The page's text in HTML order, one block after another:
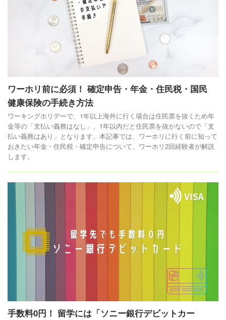
ワーホリ前に必須！ 確定申告・年金・住民税・国民
健康保険の手続き方法
ワーキングホリデーで、1年以上海外に行く場合は住民票を抜くため年
金等の「支払い義務はなし」、1年以内だと住民票を抜かないので「支
払い義務はあり」となります。本記事では、ワーホリに行く前に知って
おきたい年金・住民税・確定申告について、ワーホリ2回経験者が解説
します。
手数料0円！ 留学には「ソニー銀行デビットカー